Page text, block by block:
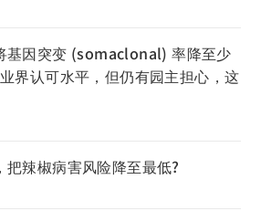
基因突变 (somaclonal) 率降至少
界认可水平，但仍有园主担心，这
辣椒病害风险降至最低?